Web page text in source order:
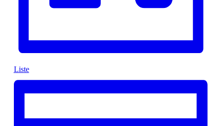
Liste